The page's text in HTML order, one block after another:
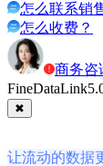
怎么联系销
怎么收费？
商务咨
✖
让流动的数据